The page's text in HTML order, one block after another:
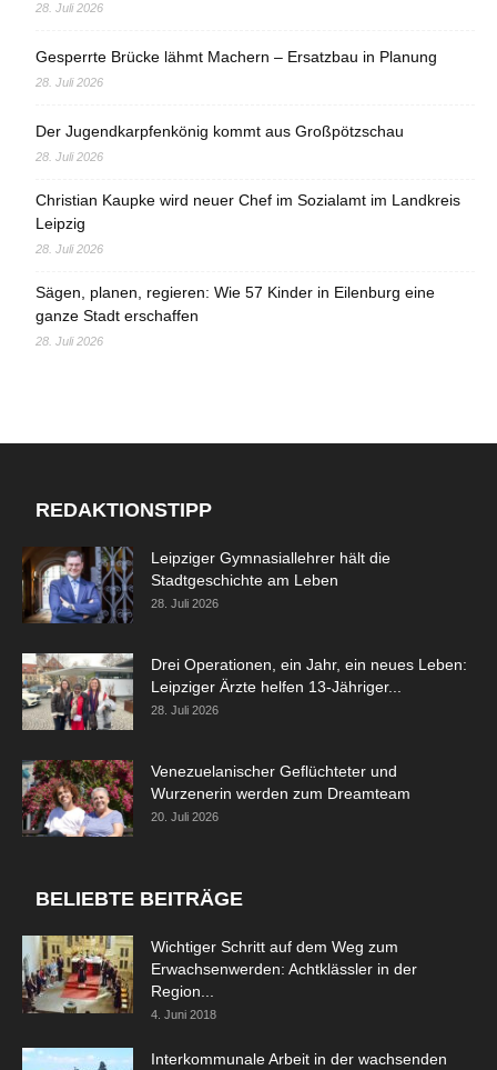
28. Juli 2026
Gesperrte Brücke lähmt Machern – Ersatzbau in Planung
28. Juli 2026
Der Jugendkarpfenkönig kommt aus Großpötzschau
28. Juli 2026
Christian Kaupke wird neuer Chef im Sozialamt im Landkreis
Leipzig
28. Juli 2026
Sägen, planen, regieren: Wie 57 Kinder in Eilenburg eine
ganze Stadt erschaffen
28. Juli 2026
REDAKTIONSTIPP
Leipziger Gymnasiallehrer hält die
Stadtgeschichte am Leben
28. Juli 2026
Drei Operationen, ein Jahr, ein neues Leben:
Leipziger Ärzte helfen 13-Jähriger...
28. Juli 2026
Venezuelanischer Geflüchteter und
Wurzenerin werden zum Dreamteam
20. Juli 2026
BELIEBTE BEITRÄGE
Wichtiger Schritt auf dem Weg zum
Erwachsenwerden: Achtklässler in der
Region...
4. Juni 2018
Interkommunale Arbeit in der wachsenden